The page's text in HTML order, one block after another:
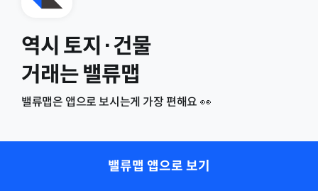
역시 토지·건물
거래는 밸류맵
밸류맵은 앱으로 보시는게 가장 편해요 👀
밸류맵 앱으로 보기